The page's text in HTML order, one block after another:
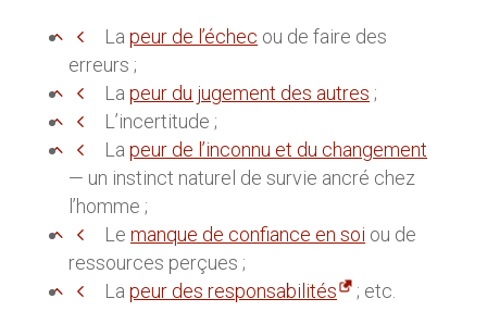
La peur de l’échec ou de faire des
erreurs ;
La peur du jugement des autres ;
L’incertitude ;
La peur de l’inconnu et du changement
— un instinct naturel de survie ancré chez
l’homme ;
Le manque de confiance en soi ou de
ressources perçues ;
La peur des responsabilités ; etc.